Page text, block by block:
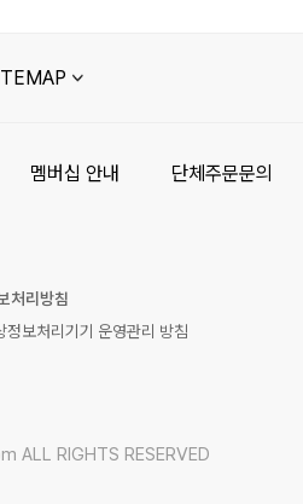
멤버십 안내 단체주문문의
처리방침
정보처리기기 운영관리 방침
ALL RIGHTS RESERVED